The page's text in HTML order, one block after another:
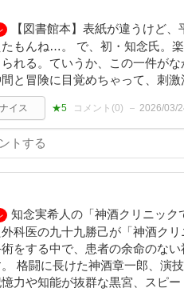
【図書館本】表紙が違うけど
もんね…。 で、初・知念氏。
れる。ていうか、この一件が
と冒険に目覚めちゃって、刺激
ナイス ★5 コメント(0) 2026/03/
知念実希人の「神酒クリニッ
外科医の九十九勝己が「神酒ク
をする中で、患者の余命のな
格闘に長けた神酒章一郎、演
力や知能が抜群な黒宮、スピ